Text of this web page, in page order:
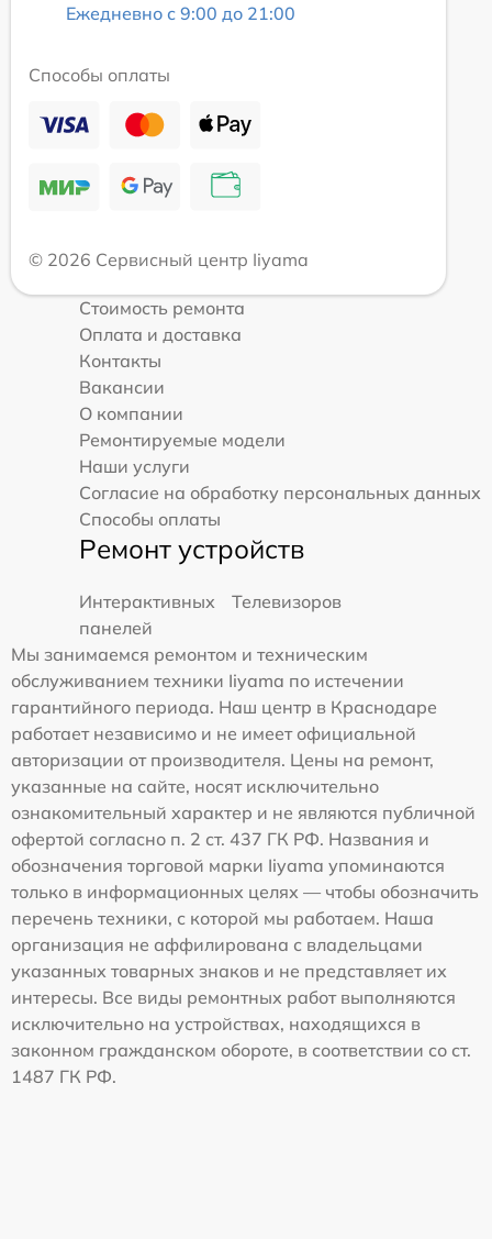
Ежедневно с 9:00 до 21:00
Способы оплаты
© 2026 Сервисный центр Iiyama
Стоимость ремонта
Оплата и доставка
Контакты
Вакансии
О компании
Ремонтируемые модели
Наши услуги
Согласие на обработку персональных данных
Способы оплаты
Ремонт устройств
Интерактивных
панелей
Телевизоров
Мы занимаемся ремонтом и техническим
обслуживанием техники Iiyama по истечении
гарантийного периода. Наш центр в Краснодаре
работает независимо и не имеет официальной
авторизации от производителя. Цены на ремонт,
указанные на сайте, носят исключительно
ознакомительный характер и не являются публичной
офертой согласно п. 2 ст. 437 ГК РФ. Названия и
обозначения торговой марки Iiyama упоминаются
только в информационных целях — чтобы обозначить
перечень техники, с которой мы работаем. Наша
организация не аффилирована с владельцами
указанных товарных знаков и не представляет их
интересы. Все виды ремонтных работ выполняются
исключительно на устройствах, находящихся в
законном гражданском обороте, в соответствии со ст.
1487 ГК РФ.